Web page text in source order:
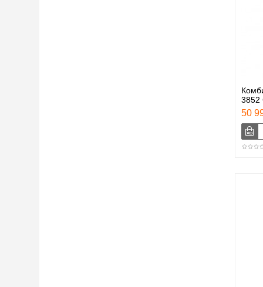
3852
50